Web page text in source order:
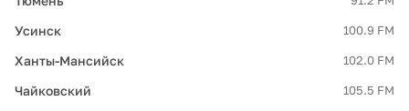
Усинск 100.9 FM
Ханты-Мансийск 102.0 FM
Чайковский 105.5 FM